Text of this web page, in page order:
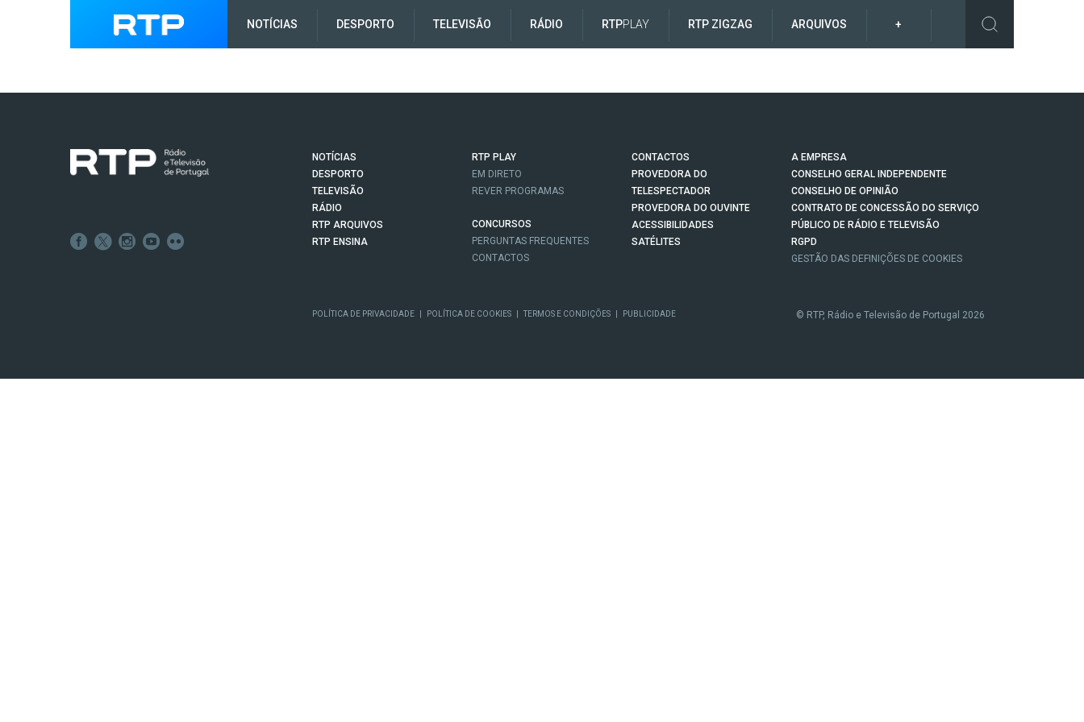
NOTÍCIAS DESPORTO TELEVISÃO RÁDIO RTPPLAY RTP ZIGZAG ARQUIVOS +
NOTÍCIAS
DESPORTO
TELEVISÃO
RÁDIO
RTP ARQUIVOS
RTP ENSINA
RTP PLAY
EM DIRETO
REVER PROGRAMAS
CONCURSOS
PERGUNTAS FREQUENTES
CONTACTOS
CONTACTOS
PROVEDORA DO
TELESPECTADOR
PROVEDORA DO OUVINTE
ACESSIBILIDADES
SATÉLITES
A EMPRESA
CONSELHO GERAL INDEPENDENTE
CONSELHO DE OPINIÃO
CONTRATO DE CONCESSÃO DO SERVIÇO
PÚBLICO DE RÁDIO E TELEVISÃO
RGPD
GESTÃO DAS DEFINIÇÕES DE COOKIES
POLÍTICA DE PRIVACIDADE POLÍTICA DE COOKIES TERMOS E CONDIÇÕES PUBLICIDADE © RTP, Rádio e Televisão de Portugal 2026